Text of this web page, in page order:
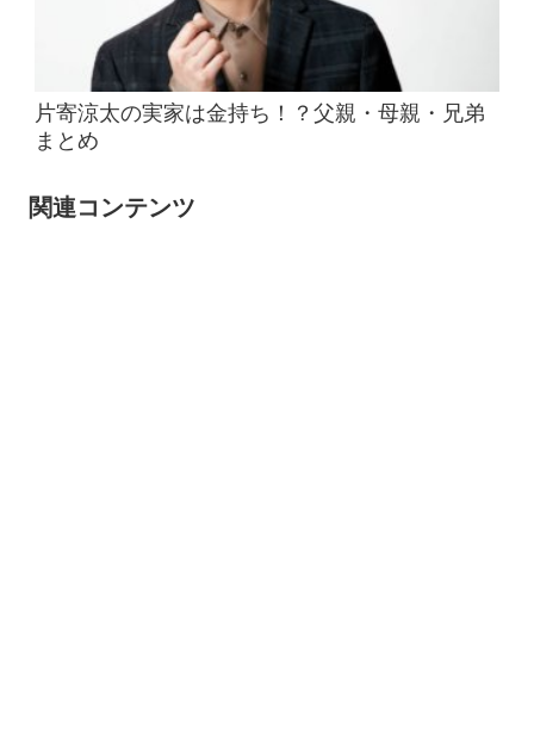
片寄涼太の実家は金持ち！？父親・母親・兄弟
まとめ
関連コンテンツ